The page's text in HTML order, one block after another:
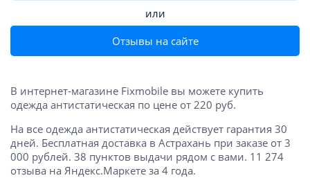
или
Отзывы на сайте
В интернет-магазине Fixmobile вы можете купить
одежда антистатическая по цене от 220 руб.
На все одежда антистатическая действует гарантия 30
дней. Бесплатная доставка в Астрахань при заказе от 3
000 рублей. 38 пунктов выдачи рядом с вами. 11 274
отзыва на Яндекс.Маркете за 4 года.